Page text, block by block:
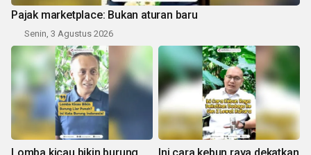
Pajak marketplace: Bukan aturan baru
Senin, 3 Agustus 2026